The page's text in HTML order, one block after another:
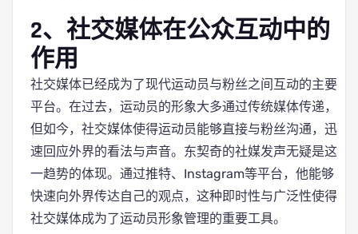
2、社交媒体在公众互动中的
作用
社交媒体已经成为了现代运动员与粉丝之间互动的主要
平台。在过去，运动员的形象大多通过传统媒体传递，
但如今，社交媒体使得运动员能够直接与粉丝沟通，迅
速回应外界的看法与声音。东契奇的社媒发声无疑是这
一趋势的体现。通过推特、Instagram等平台，他能够
快速向外界传达自己的观点，这种即时性与广泛性使得
社交媒体成为了运动员形象管理的重要工具。